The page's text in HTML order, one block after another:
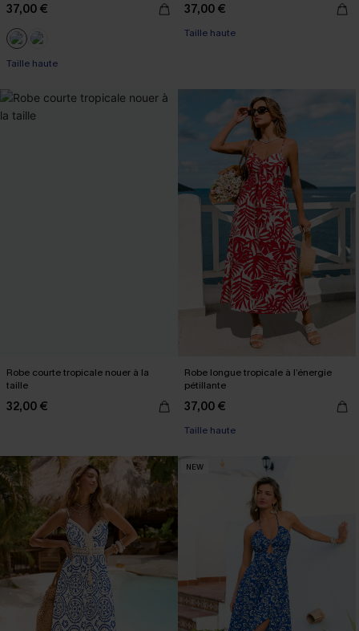
37,00 €
Taille haute
37,00 €
Taille haute
Robe courte tropicale nouer à la
taille
32,00 €
Robe longue tropicale à l’énergie
pétillante
37,00 €
Taille haute
NEW